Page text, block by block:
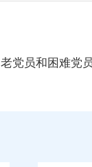
党员和困难党员